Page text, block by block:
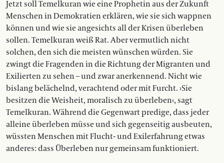
Jetzt soll Temelkuran wie eine Prophetin aus der Zukunft
Menschen in Demokratien erklären, wie sie sich wappnen
können und wie sie angesichts all der Krisen überleben
sollen. Temelkuran weiß Rat. Aber vermutlich nicht
solchen, den sich die meisten wünschen würden. Sie
zwingt die Fragenden in die Richtung der Migranten und
Exilierten zu sehen – und zwar anerkennend. Nicht wie
bislang belächelnd, verachtend oder mit Furcht. ›Sie
besitzen die Weisheit, moralisch zu überleben‹, sagt
Temelkuran. Während die Gegenwart predige, dass jeder
alleine überleben müsse und sich gegenseitig ausbeuten,
wüssten Menschen mit Flucht- und Exilerfahrung etwas
anderes: dass Überleben nur gemeinsam funktioniert.